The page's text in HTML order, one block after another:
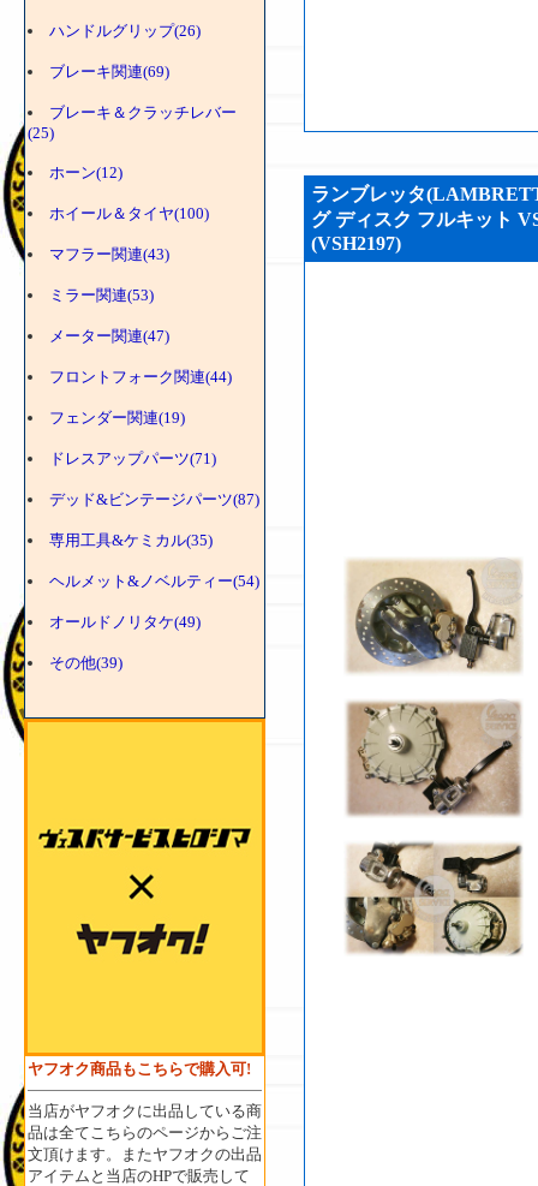
ハンドルグリップ(26)
ブレーキ関連(69)
ブレーキ＆クラッチレバー
(25)
ホーン(12)
ホイール＆タイヤ(100)
マフラー関連(43)
ミラー関連(53)
メーター関連(47)
フロントフォーク関連(44)
フェンダー関連(19)
ドレスアップパーツ(71)
デッド&ビンテージパーツ(87)
専用工具&ケミカル(35)
ヘルメット&ノベルティー(54)
オールドノリタケ(49)
その他(39)
ヤフオク商品もこちらで購入可!
当店がヤフオクに出品している商
品は全てこちらのページからご注
文頂けます。またヤフオクの出品
アイテムと当店のHPで販売して
ランブレッタ
グ ディスク フルキット
(VSH2197)